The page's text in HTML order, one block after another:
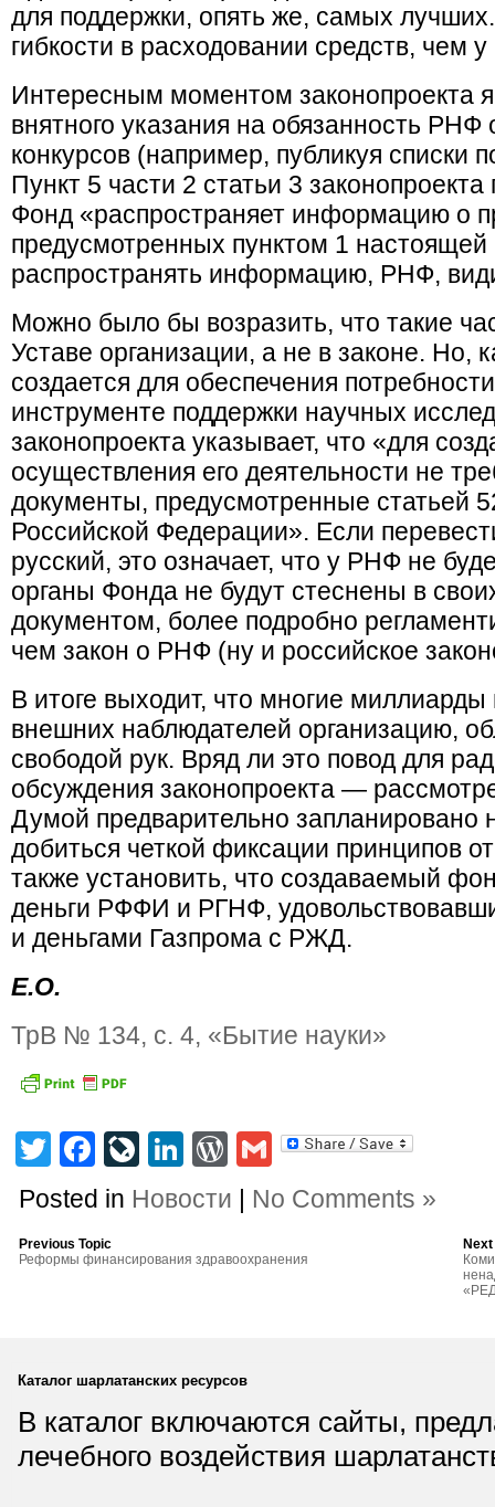
для поддержки, опять же, самых
гибкости в расходовании средств, чем
Интересным моментом законопроекта
внятного указания на обязанность РНФ
конкурсов (например, публикуя списки
Пункт 5 части 2 статьи 3
Фонд «распространяет информацию о
предусмотренных пунктом 1 настоящей
распространять информацию, РНФ,
Можно было бы возразить, что такие
Уставе организации, а не в законе.
создается для обеспечения
инструменте поддержки научных
законопроекта указывает, что «для
осуществления его деятельности не
документы, предусмотренные статьей
Российской Федерации». Если
русский, это означает, что у РНФ не
органы Фонда не будут стеснены в
документом, более подробно
чем закон о РНФ (ну и российское
В итоге выходит, что многие
внешних наблюдателей организацию,
свободой рук. Вряд ли это повод для
обсуждения законопроекта —
Думой предварительно запланировано
добиться четкой фиксации принципов
также установить, что создаваемый
деньги РФФИ и РГНФ,
и деньгами Газпрома с РЖД.
Е.О.
ТрВ № 134, c. 4, «Бытие науки»
TwitterFacebook
LiveJournal
LinkedIn
WordPress
Gmail
Posted in Новости | No Comments »
Previous Topic
Реформы финансирования здравоохранения
Каталог шарлатанских ресурсов
В каталог включаются сайты,
лечебного воздействия